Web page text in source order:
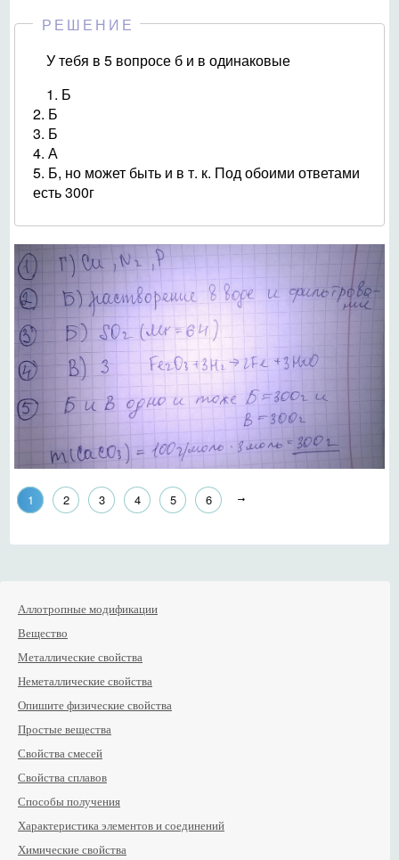
РЕШЕНИЕ
У тебя в 5 вопросе б и в одинаковые
1. Б
2. Б
3. Б
4. А
5. Б, но может быть и в т. к. Под обоими ответами
есть 300г
1 2 3 4 5 6
Аллотропные модификации
Вещество
Металлические свойства
Неметаллические свойства
Опишите физические свойства
Простые вещества
Свойства смесей
Свойства сплавов
Способы получения
Характеристика элементов и соединений
Химические свойства